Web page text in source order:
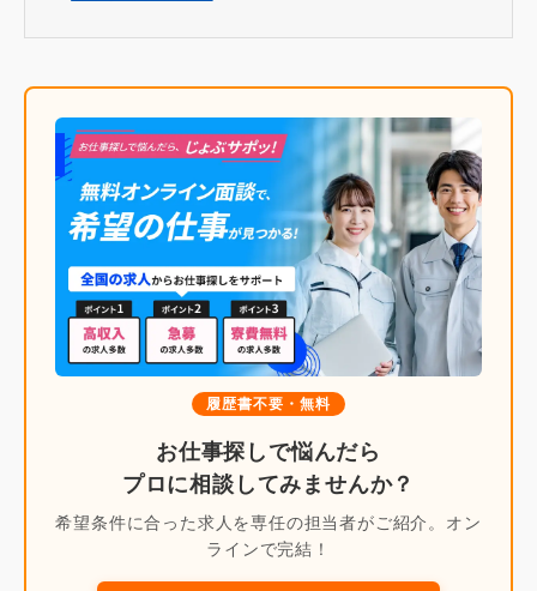
履歴書不要・無料
お仕事探しで悩んだら
プロに相談してみませんか？
希望条件に合った求人を専任の担当者がご紹介。オン
ラインで完結！